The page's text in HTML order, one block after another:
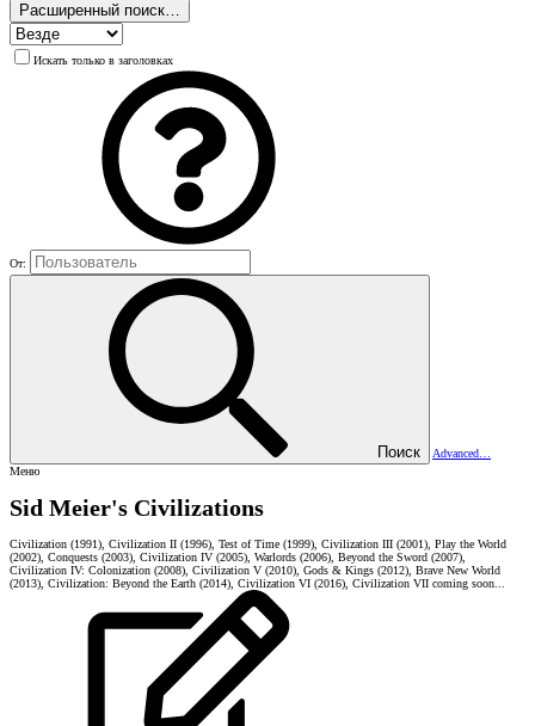
Расширенный поиск…
Искать только в заголовках
От:
Поиск
Advanced…
Меню
Sid Meier's Civilizations
Civilization (1991), Civilization II (1996), Test of Time (1999), Civilization III (2001), Play the World
(2002), Conquests (2003), Civilization IV (2005), Warlords (2006), Beyond the Sword (2007),
Civilization IV: Colonization (2008), Civilization V (2010), Gods & Kings (2012), Brave New World
(2013), Civilization: Beyond the Earth (2014), Civilization VI (2016), Civilization VII coming soon...